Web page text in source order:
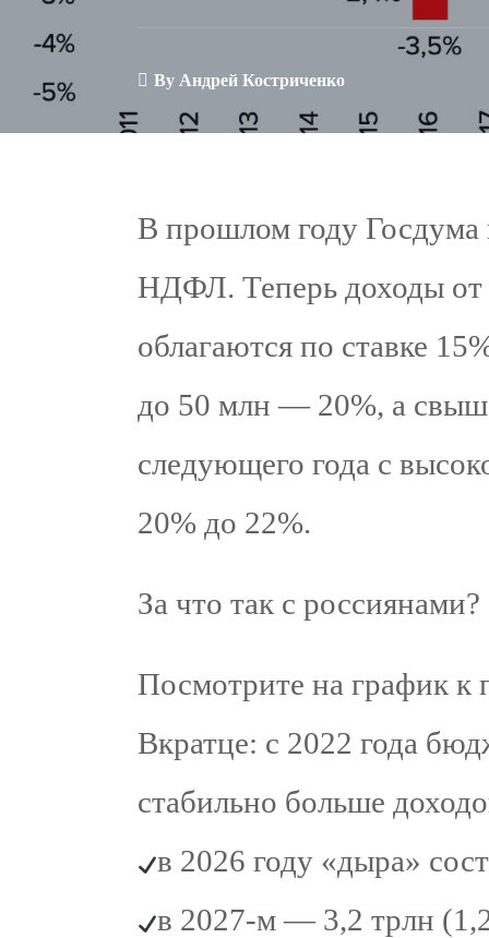
By Андрей Костриченко
В прошлом году Госдума
НДФЛ. Теперь доходы от
облагаются по ставке
до 50 млн — 20%, а
следующего года с
20% до 22%.
За что так с россиянами?
Посмотрите на график к
Вкратце: с 2022 года
стабильно больше
в 2026 году «дыра»
в 2027-м — 3,2 трлн